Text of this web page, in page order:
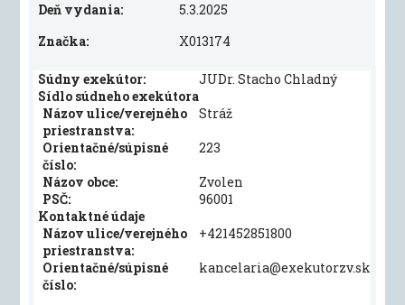
Deň vydania:
5.3.2025
Značka:
X013174
Súdny exekútor:
JUDr. Stacho Chladný
Sídlo súdneho exekútora
Názov ulice/verejného
priestranstva:
Stráž
Orientačné/súpisné
číslo:
223
Názov obce:
Zvolen
PSČ:
96001
Kontaktné údaje
Názov ulice/verejného
priestranstva:
+421452851800
Orientačné/súpisné
číslo:
kancelaria@exekutorzv.sk